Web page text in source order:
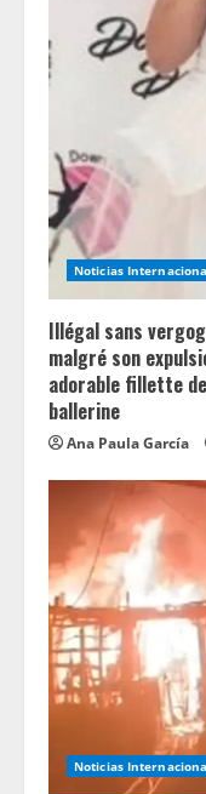
e
d
i
n
g
Noticias
Illégal sans
malgré son
adorable fillette
ballerine
Ana Paula García
Noticias